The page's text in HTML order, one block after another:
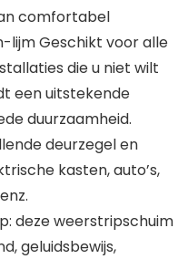
comfortabel
lijm Geschikt voor alle
die u niet wilt
een uitstekende
duurzaamheid.
deurzegel en
kasten, auto’s,
deze weerstripschuim
geluidsbewijs,